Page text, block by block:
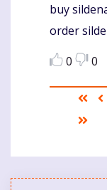
buy
order
0
0
Pagination
First